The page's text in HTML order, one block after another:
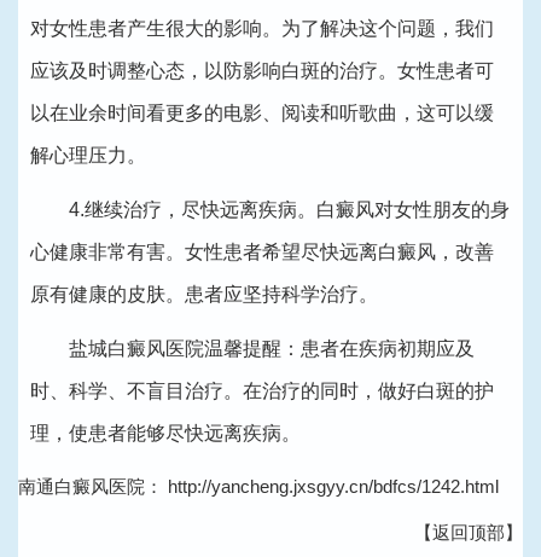
对女性患者产生很大的影响。为了解决这个问题，我们
应该及时调整心态，以防影响白斑的治疗。女性患者可
以在业余时间看更多的电影、阅读和听歌曲，这可以缓
解心理压力。
4.继续治疗，尽快远离疾病。白癜风对女性朋友的身
心健康非常有害。女性患者希望尽快远离白癜风，改善
原有健康的皮肤。患者应坚持科学治疗。
盐城白癜风医院温馨提醒：患者在疾病初期应及
时、科学、不盲目治疗。在治疗的同时，做好白斑的护
理，使患者能够尽快远离疾病。
南通白癜风医院： http://yancheng.jxsgyy.cn/bdfcs/1242.html
【返回顶部】